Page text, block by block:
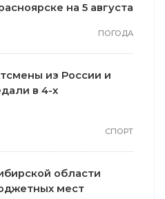
на 5 августа
ПОГОДА
из России и
в 4-х
СПОРТ
области
мест